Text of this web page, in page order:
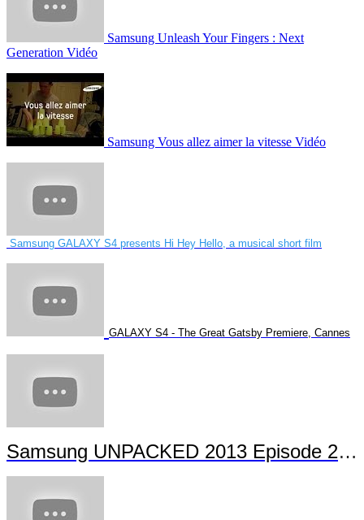
Samsung Unleash Your Fingers : Next
Generation Vidéo
Samsung Vous allez aimer la vitesse Vidéo
Samsung GALAXY S4 presents Hi Hey Hello, a musical short film
GALAXY S4 - The Great Gatsby Premiere, Cannes
Samsung UNPACKED 2013 Episode 2 Highlights